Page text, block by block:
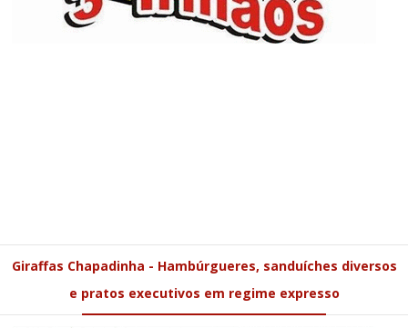
Giraffas Chapadinha - Hambúrgueres, sanduíches diversos
e pratos executivos em regime expresso